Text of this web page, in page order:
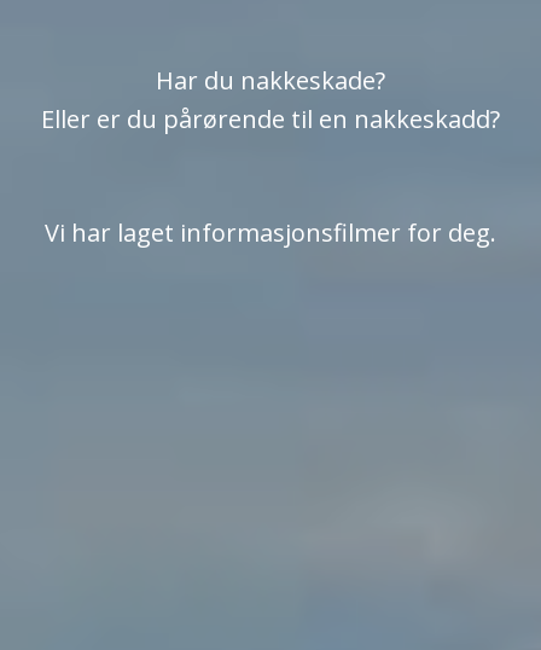
Har du nakkeskade?
Eller er du pårørende til en nakkeskadd?
Vi har laget informasjonsfilmer for deg.